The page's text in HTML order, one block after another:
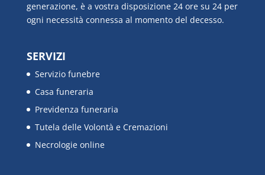
generazione, è a vostra disposizione 24 ore su 24 per
ogni necessità connessa al momento del decesso.
SERVIZI
Servizio funebre
Casa funeraria
Previdenza funeraria
Tutela delle Volontà e Cremazioni
Necrologie online